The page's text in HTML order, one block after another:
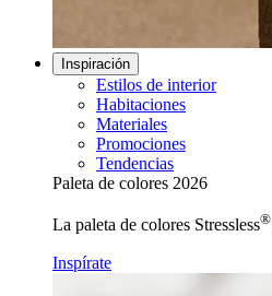
Inspiración
Estilos de interior
Habitaciones
Materiales
Promociones
Tendencias
Paleta de colores 2026
La paleta de colores Stressless®
Inspírate